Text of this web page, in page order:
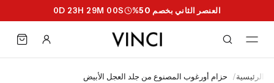
العنصر الثاني بخصم 50% 0D23H 28M 59S
الرئيسية/ حزام أورغوب المصنوع من جلد العجل الأبيض